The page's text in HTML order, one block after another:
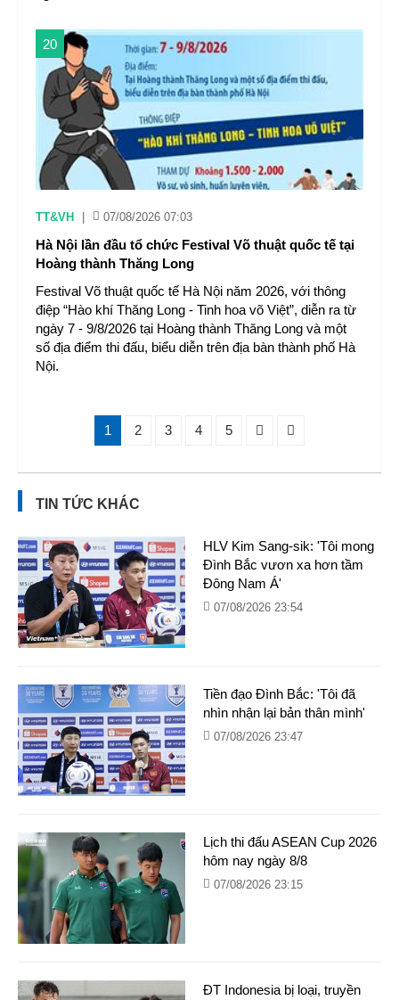
20
TT&VH 07/08/2026 07:03
Hà Nội lần đầu tổ chức Festival Võ thuật quốc tế tại
Hoàng thành Thăng Long
Festival Võ thuật quốc tế Hà Nội năm 2026, với thông
điệp “Hào khí Thăng Long - Tinh hoa võ Việt”, diễn ra từ
ngày 7 - 9/8/2026 tại Hoàng thành Thăng Long và một
số địa điểm thi đấu, biểu diễn trên địa bàn thành phố Hà
Nội.
1 2 3 4 5
TIN TỨC KHÁC
HLV Kim Sang-sik: 'Tôi mong
Đình Bắc vươn xa hơn tầm
Đông Nam Á'
07/08/2026 23:54
Tiền đạo Đình Bắc: 'Tôi đã
nhìn nhận lại bản thân mình'
07/08/2026 23:47
Lịch thi đấu ASEAN Cup 2026
hôm nay ngày 8/8
07/08/2026 23:15
ĐT Indonesia bị loại, truyền